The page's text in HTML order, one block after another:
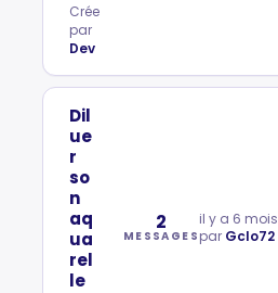
Crée
par
Dev
Dil
ue
r
so
n
aq
ua
rel
le
2
MESSAGES
il y a 6 mois
par Gclo72